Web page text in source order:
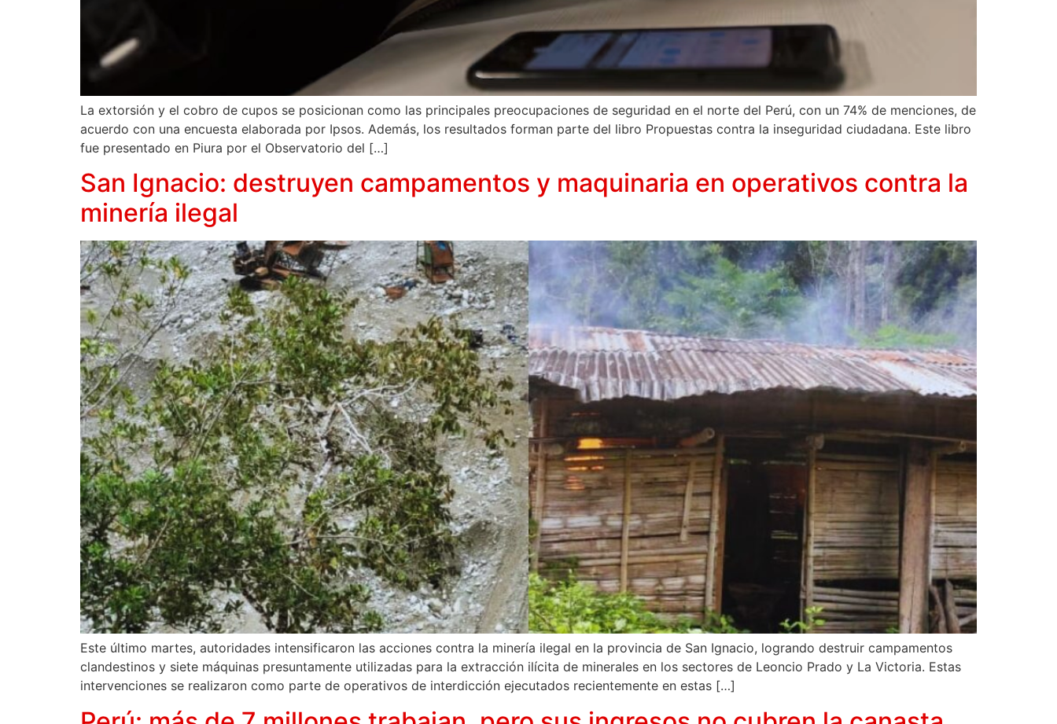
La extorsión y el cobro de cupos se posicionan como las principales preocupaciones de seguridad en el norte del Perú, con un 74% de menciones, de
acuerdo con una encuesta elaborada por Ipsos. Además, los resultados forman parte del libro Propuestas contra la inseguridad ciudadana. Este libro
fue presentado en Piura por el Observatorio del […]
San Ignacio: destruyen campamentos y maquinaria en operativos contra la
minería ilegal
Este último martes, autoridades intensificaron las acciones contra la minería ilegal en la provincia de San Ignacio, logrando destruir campamentos
clandestinos y siete máquinas presuntamente utilizadas para la extracción ilícita de minerales en los sectores de Leoncio Prado y La Victoria. Estas
intervenciones se realizaron como parte de operativos de interdicción ejecutados recientemente en estas […]